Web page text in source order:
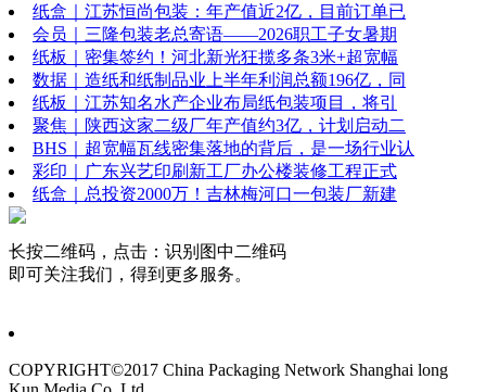
纸盒｜江苏恒尚包装：年产值近2亿，目前订单已
会员｜三隆包装老总寄语——2026职工子女暑期
纸板｜密集签约！河北新光狂揽多条3米+超宽幅
数据｜造纸和纸制品业上半年利润总额196亿，同
纸板｜江苏知名水产企业布局纸包装项目，将引
聚焦｜陕西这家二级厂年产值约3亿，计划启动二
BHS｜超宽幅瓦线密集落地的背后，是一场行业认
彩印｜广东兴艺印刷新工厂办公楼装修工程正式
纸盒｜总投资2000万！吉林梅河口一包装厂新建
长按二维码，点击：识别图中二维码
即可关注我们，得到更多服务。
COPYRIGHT©2017 China Packaging Network Shanghai long